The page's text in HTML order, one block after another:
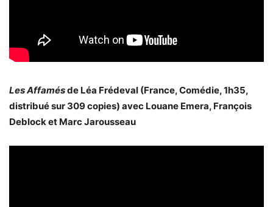
Les Affamésde Léa Frédeval (France, Comédie, 1h35,
distribué sur 309 copies) avec Louane Emera, François
Deblock et Marc Jarousseau